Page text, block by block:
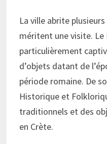
La ville abrite
méritent une visite.
particulièrement
d’objets datant de
période romaine. De
Historique et
traditionnels et des
en Crète.